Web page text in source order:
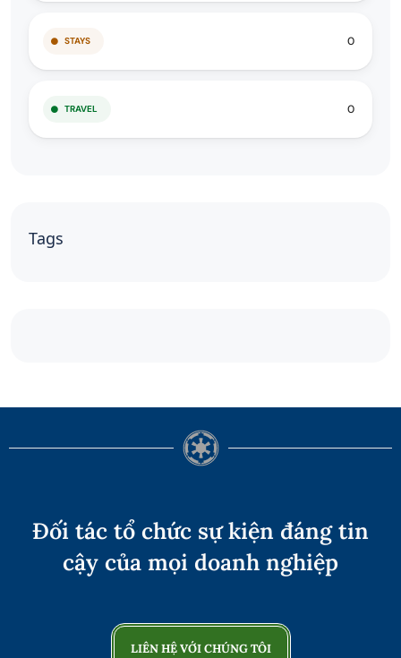
STAYS 0
TRAVEL 0
Tags
Đối tác tổ chức sự kiện đáng tin
cậy của mọi doanh nghiệp
LIÊN HỆ VỚI CHÚNG TÔI